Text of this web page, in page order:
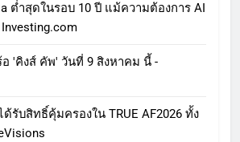
ต่ำสุดในรอบ 10 ปี แม้ความต้องการ AI
'คิงส์ คัพ' วันที่ 9 สิงหาคม นี้ -
รับสิทธิ์คุ้มครองใน TRUE AF2026 ทั้ง